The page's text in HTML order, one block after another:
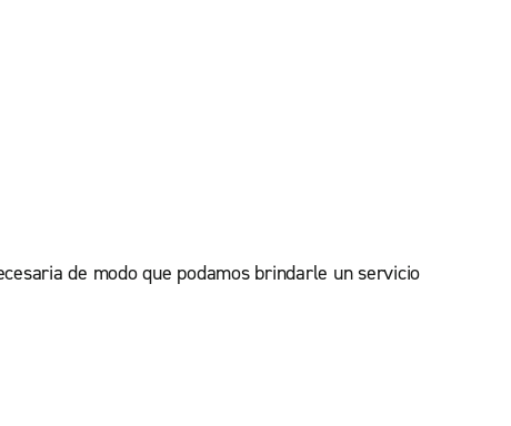
de modo que podamos brindarle un servicio